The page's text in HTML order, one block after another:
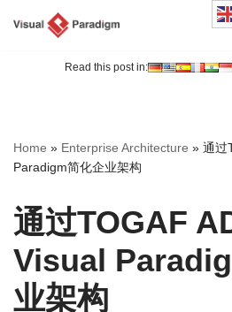
Read this post in:
Home » Enterprise Architecture » 通过
Paradigm简化企业架构
通过TOGAF
Visual
业架构